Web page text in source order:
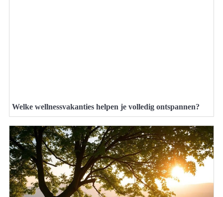
Welke wellnessvakanties helpen je volledig ontspannen?